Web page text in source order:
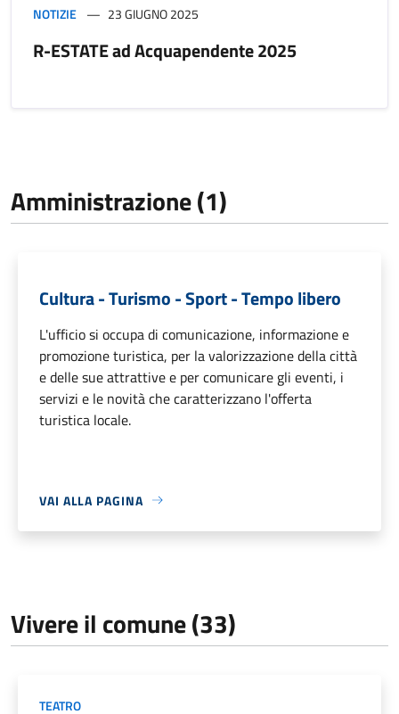
NOTIZIE 23 GIUGNO 2025
R-ESTATE ad Acquapendente 2025
Amministrazione (1)
Cultura - Turismo - Sport - Tempo libero
L'ufficio si occupa di comunicazione, informazione e
promozione turistica, per la valorizzazione della città
e delle sue attrattive e per comunicare gli eventi, i
servizi e le novità che caratterizzano l'offerta
turistica locale.
VAI ALLA PAGINA
Vivere il comune (33)
TEATRO